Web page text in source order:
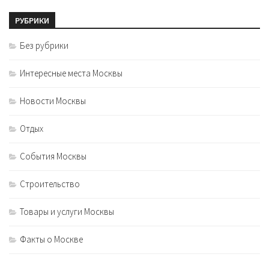
РУБРИКИ
Без рубрики
Интересные места Москвы
Новости Москвы
Отдых
События Москвы
Строительство
Товары и услуги Москвы
Факты о Москве